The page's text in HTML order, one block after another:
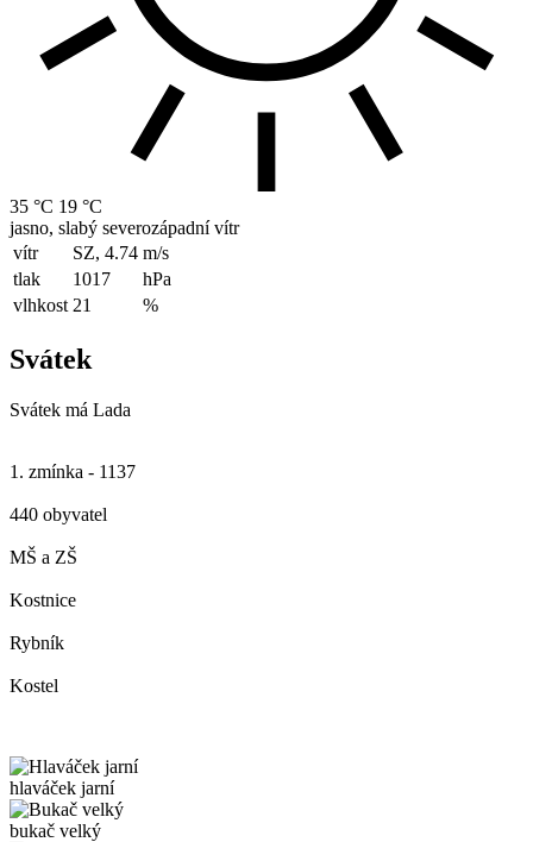
35 °C 19 °C
jasno, slabý severozápadní vítr
vítr
SZ, 4.74 m/s
tlak
1017
hPa
vlhkost 21 %
Svátek
Svátek má Lada
1. zmínka - 1137
440 obyvatel
MŠ a ZŠ
Kostnice
Rybník
Kostel
hlaváček jarní
bukač velký